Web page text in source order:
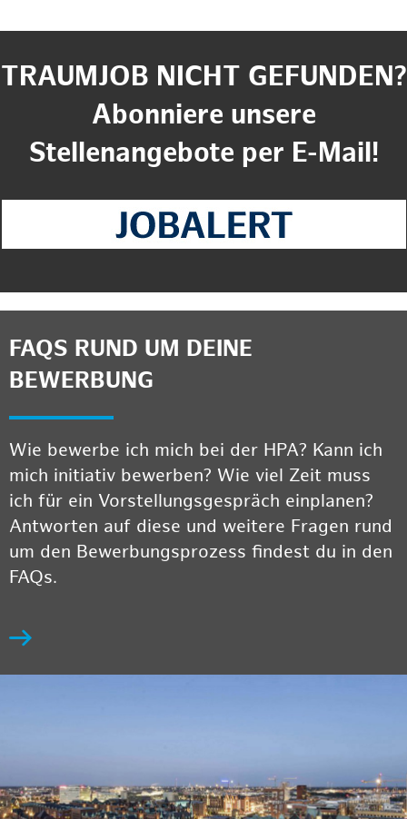
TRAUMJOB NICHT GEFUNDEN?
Abonniere unsere
Stellenangebote per E-Mail!
FAQS RUND UM DEINE
BEWERBUNG
Wie bewerbe ich mich bei der HPA? Kann ich
mich initiativ bewerben? Wie viel Zeit muss
ich für ein Vorstellungsgespräch einplanen?
Antworten auf diese und weitere Fragen rund
um den Bewerbungsprozess findest du in den
FAQs.